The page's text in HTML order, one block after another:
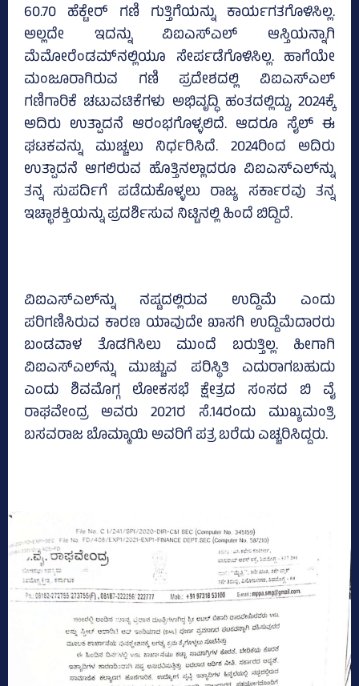
60.70 ಹೆಕ್ಟೇರ್‌ ಗಣಿ ಗುತ್ತಿಗೆಯನ್ನು ಕಾರ್ಯಗತಗೊಳಿಸಿಲ್ಲ.
ಅಲ್ಲದೇ ಇದನ್ನು ವಿಐಎಸ್‌ಎಲ್‌ ಆಸ್ತಿಯನ್ನಾಗಿ
ಮೆಮೋರೆಂಡಮ್‌ನಲ್ಲಿಯೂ ಸೇರ್ಪಡೆಗೊಳಿಸಿಲ್ಲ. ಹಾಗೆಯೇ
ಮಂಜೂರಾಗಿರುವ ಗಣಿ ಪ್ರದೇಶದಲ್ಲಿ ವಿಐಎಸ್‌ಎಲ್‌
ಗಣಿಗಾರಿಕೆ ಚಟುವಟಿಕೆಗಳು ಅಭಿವೃದ್ಧಿ ಹಂತದಲ್ಲಿದ್ದು, 2024ಕ್ಕೆ
ಅದಿರು ಉತ್ಪಾದನೆ ಆರಂಭಗೊಳ್ಳಲಿದೆ. ಆದರೂ ಸೈಲ್‌ ಈ
ಘಟಕವನ್ನು ಮುಚ್ಚಲು ನಿರ್ಧರಿಸಿದೆ. 2024ರಿಂದ ಅದಿರು
ಉತ್ಪಾದನೆ ಆಗಲಿರುವ ಹೊತ್ತಿನಲ್ಲಾದರೂ ವಿಐಎಸ್‌ಎಲ್‌ನ್ನು
ತನ್ನ ಸುಪರ್ದಿಗೆ ಪಡೆದುಕೊಳ್ಳಲು ರಾಜ್ಯ ಸರ್ಕಾರವು ತನ್ನ
ಇಚ್ಛಾಶಕ್ತಿಯನ್ನು ಪ್ರದರ್ಶಿಸುವ ನಿಟ್ಟಿನಲ್ಲಿ ಹಿಂದೆ ಬಿದ್ದಿದೆ.
ವಿಐಎಸ್‌ಎಲ್‌ನ್ನು ನಷ್ಟದಲ್ಲಿರುವ ಉದ್ದಿಮೆ ಎಂದು
ಪರಿಗಣಿಸಿರುವ ಕಾರಣ ಯಾವುದೇ ಖಾಸಗಿ ಉದ್ದಿಮೆದಾರರು
ಬಂಡವಾಳ ತೊಡಗಿಸಿಲು ಮುಂದೆ ಬರುತ್ತಿಲ್ಲ. ಹೀಗಾಗಿ
ವಿಐಎಸ್‌ಎಲ್‌ನ್ನು ಮುಚ್ಚುವ ಪರಿಸ್ಥಿತಿ ಎದುರಾಗಬಹುದು
ಎಂದು ಶಿವಮೊಗ್ಗ ಲೋಕಸಭೆ ಕ್ಷೇತ್ರದ ಸಂಸದ ಬಿ ವೈ
ರಾಘವೇಂದ್ರ ಅವರು 2021ರ ಸೆ.14ರಂದು ಮುಖ್ಯಮಂತ್ರಿ
ಬಸವರಾಜ ಬೊಮ್ಮಾಯಿ ಅವರಿಗೆ ಪತ್ರ ಬರೆದು ಎಚ್ಚರಿಸಿದ್ದರು.